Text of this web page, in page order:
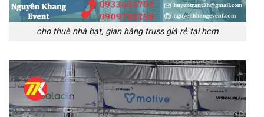
cho thuê nhà bạt, gian hàng truss giá rẻ tại hcm